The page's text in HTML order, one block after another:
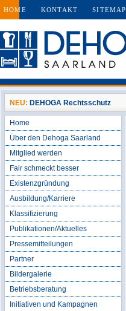
HOME KONTAKT SITEMAP
NEU: DEHOGA Rechtsschutz
Home
Über den Dehoga Saarland
Mitglied werden
Fair schmeckt besser
Existenzgründung
Ausbildung/Karriere
Klassifizierung
Publikationen/Aktuelles
Pressemitteilungen
Partner
Bildergalerie
Betriebsberatung
Initiativen und Kampagnen